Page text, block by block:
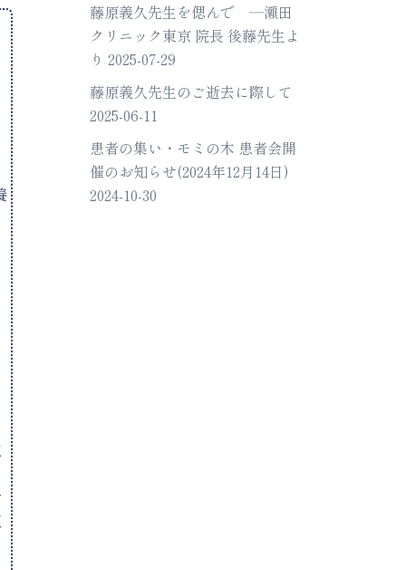
藤原義久先生を偲んで ―瀬田
クリニック東京 院長 後藤先生よ
り 2025-07-29
藤原義久先生のご逝去に際して
2025-06-11
患者の集い・モミの木 患者会開
催のお知らせ(2024年12月14日)
2024-10-30